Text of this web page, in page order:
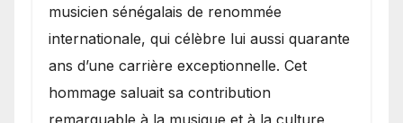
musicien sénégalais de renommée
internationale, qui célèbre lui aussi quarante
ans d’une carrière exceptionnelle. Cet
hommage saluait sa contribution
remarquable à la musique et à la culture